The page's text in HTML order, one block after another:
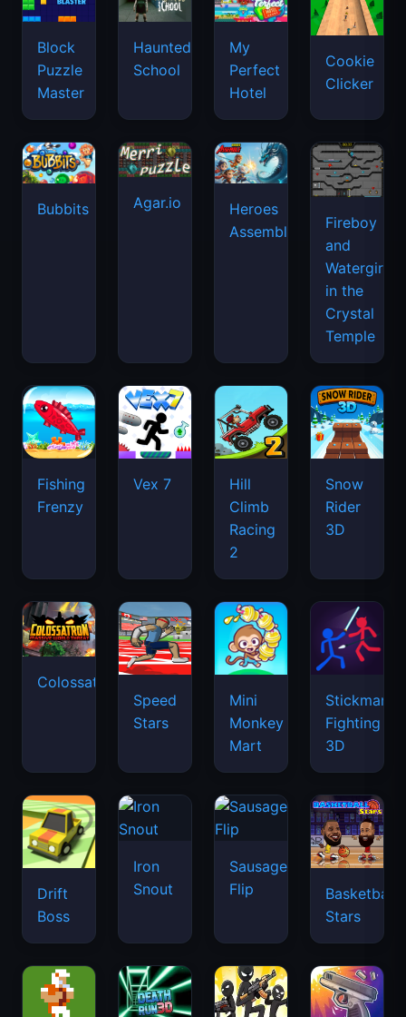
Block
Puzzle
Master
Haunted
School
My
Perfect
Hotel
Cookie
Clicker
Bubbits Agar.io
Heroes
Assemble
Fireboy
and
Watergirl
in the
Crystal
Temple
Fishing
Frenzy
Vex 7
Hill
Climb
Racing
2
Snow
Rider
3D
Colossatron
Speed
Stars
Mini
Monkey
Mart
Stickman
Fighting
3D
Drift
Boss
Iron
Snout
Sausage
Flip
Basketball
Stars